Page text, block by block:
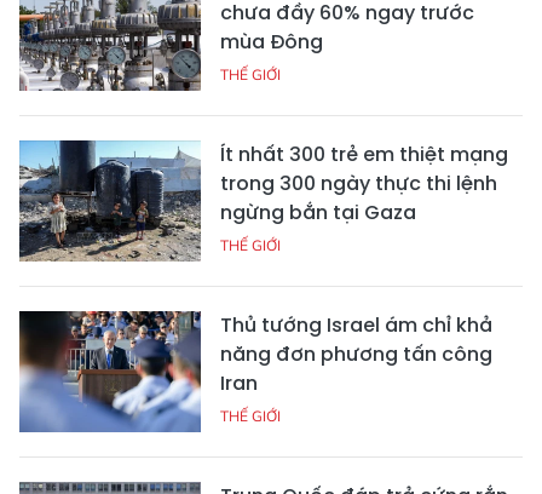
chưa đầy 60% ngay trước
mùa Đông
THẾ GIỚI
Ít nhất 300 trẻ em thiệt mạng
trong 300 ngày thực thi lệnh
ngừng bắn tại Gaza
THẾ GIỚI
Thủ tướng Israel ám chỉ khả
năng đơn phương tấn công
Iran
THẾ GIỚI